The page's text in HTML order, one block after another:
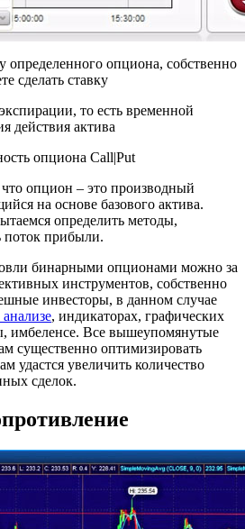
определенного опциона, собственно
сделать ставку
то есть временной
действия актива
опциона Call|Put
опцион – это производный
на основе базового актива.
определить методы,
поток прибыли.
бинарными опционами можно за
инструментов, собственно
инвесторы, в данном случае
, индикаторах, графических
имбеленсе. Все вышеупомянутые
существенно оптимизировать
удастся увеличить количество
сделок.